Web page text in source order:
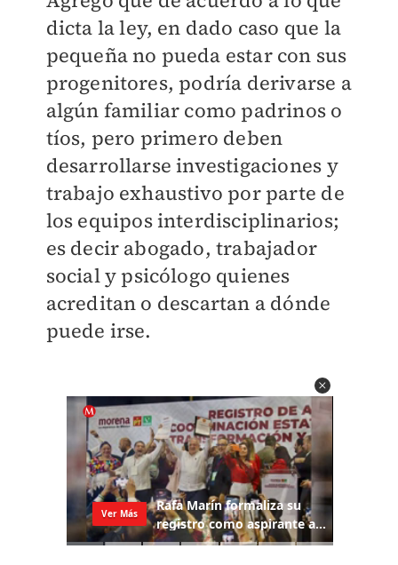
dicta la ley, en dado caso que la
pequeña no pueda estar con sus
progenitores, podría derivarse a
algún familiar como padrinos o
tíos, pero primero deben
desarrollarse investigaciones y
trabajo exhaustivo por parte de
los equipos interdisciplinarios;
es decir abogado, trabajador
social y psicólogo quienes
acreditan o descartan a dónde
puede irse.